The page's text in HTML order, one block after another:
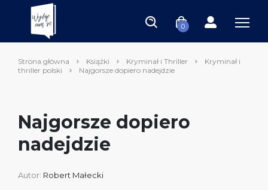
0
Strona główna Książki Kryminał i Thriller
Kryminał i
thriller polski
Najgorsze dopiero nadejdzie
Najgorsze dopiero
nadejdzie
Autor: Robert Małecki